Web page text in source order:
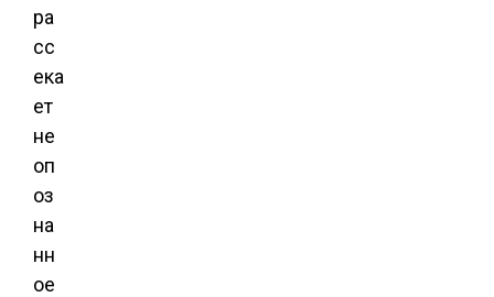
ра
сс
ека
ет
не
оп
оз
на
нн
ое